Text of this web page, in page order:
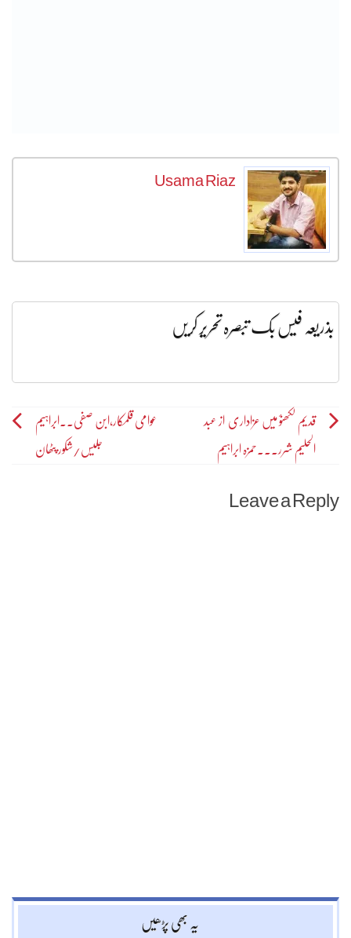
Usama Riaz
بذریعہ فیس بک تبصرہ تحریر کریں
Post
navigation
قدیم لکھنؤ میں عزاداری از عبد
الحلیم شرر۔۔۔حمزہ ابراہیم
عوامی قلمکار،ابن صفی۔۔ابراہیم
جلیس/شکور پٹھان
Leave a Reply
یہ بھی پڑھیں